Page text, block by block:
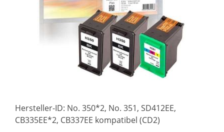
Hersteller-ID: No. 350*2, No. 351, SD412EE,
CB335EE*2, CB337EE kompatibel (CD2)